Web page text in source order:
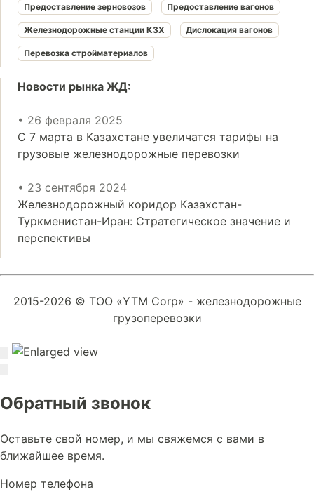
Предоставление зерновозов Предоставление вагонов
Железнодорожные станции КЗХ Дислокация вагонов
Перевозка стройматериалов
Новости рынка ЖД:
• 26 февраля 2025
С 7 марта в Казахстане увеличатся тарифы на
грузовые железнодорожные перевозки
• 23 сентября 2024
Железнодорожный коридор Казахстан-
Туркменистан-Иран: Стратегическое значение и
перспективы
2015-2026 © ТОО «YTM Corp» - железнодорожные
грузоперевозки
Обратный звонок
Оставьте свой номер, и мы свяжемся с вами в
ближайшее время.
Номер телефона